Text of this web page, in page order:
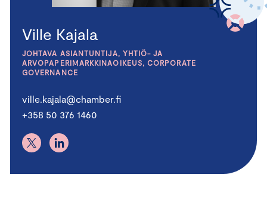
Ville Kajala
JOHTAVA ASIANTUNTIJA, YHTIÖ- JA
ARVOPAPERIMARKKINAOIKEUS, CORPORATE
GOVERNANCE
ville.kajala@chamber.fi
+358 50 376 1460